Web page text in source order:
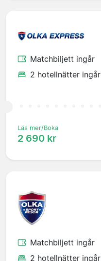
Matchbiljett ingår
2 hotellnätter ingår
Läs mer/Boka
2 690 kr
Matchbiljett ingår
2 hotellnätter ingår